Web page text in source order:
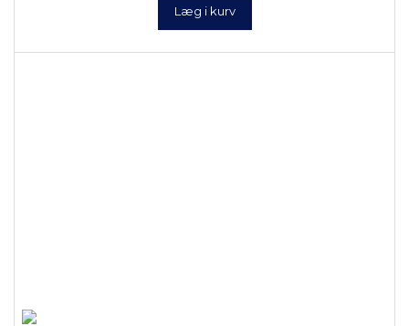
Læg i kurv